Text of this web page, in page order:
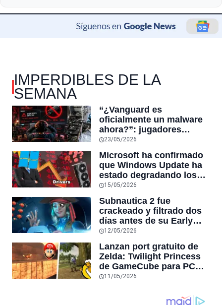
IMPERDIBLES DE LA
SEMANA
“¿Vanguard es
oficialmente un malware
ahora?”: jugadores
reaccionan al sistema
antitrampas de
VALORANT tras inutilizar
hardware usado por
cheaters
23/05/2026
Microsoft ha confirmado
que Windows Update ha
estado degradando los
controladores de GPU
más recientes por otros
más antiguos
15/05/2026
Subnautica 2 fue
crackeado y filtrado dos
días antes de su Early
Access en Steam,
convirtiéndose en la
tercera filtración grande
de la semana tras Forza
Horizon 6
12/05/2026
Lanzan port gratuito de
Zelda: Twilight Princess
de GameCube para PC
con 4K, frames sin límite,
desarrollo, y Nintendo no
11/05/2026